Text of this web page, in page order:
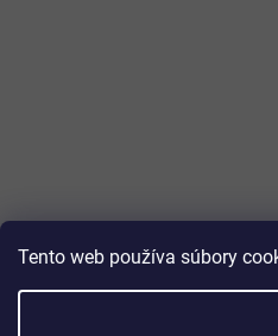
Tento web používa súbory